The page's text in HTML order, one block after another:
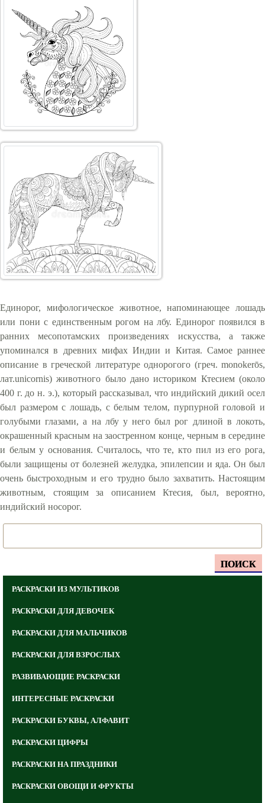
ПОИСК
РАСКРАСКИ ИЗ МУЛЬТИКОВ
РАСКРАСКИ ДЛЯ ДЕВОЧЕК
РАСКРАСКИ ДЛЯ МАЛЬЧИКОВ
РАСКРАСКИ ДЛЯ ВЗРОСЛЫХ
РАЗВИВАЮЩИЕ РАСКРАСКИ
ИНТЕРЕСНЫЕ РАСКРАСКИ
РАСКРАСКИ БУКВЫ, АЛФАВИТ
РАСКРАСКИ ЦИФРЫ
РАСКРАСКИ НА ПРАЗДНИКИ
РАСКРАСКИ ОВОЩИ И ФРУКТЫ
Единорог, мифологическое животное, напоминающее лошадь
или пони с единственным рогом на лбу. Единорог появился в
ранних месопотамских произведениях искусства, а также
упоминался в древних мифах Индии и Китая. Самое раннее
описание в греческой литературе однорогого (греч. monokerōs,
лат.unicornis) животного было дано историком Ктесием (около
400 г. до н. э.), который рассказывал, что индийский дикий осел
был размером с лошадь, с белым телом, пурпурной головой и
голубыми глазами, а на лбу у него был рог длиной в локоть,
окрашенный красным на заостренном конце, черным в середине
и белым у основания. Считалось, что те, кто пил из его рога,
были защищены от болезней желудка, эпилепсии и яда. Он был
очень быстроходным и его трудно было захватить. Настоящим
животным, стоящим за описанием Ктесия, был, вероятно,
индийский носорог.